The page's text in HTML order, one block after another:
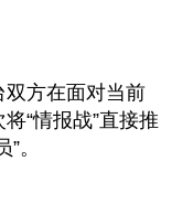
方在面对当前
“情报战”直接推
。